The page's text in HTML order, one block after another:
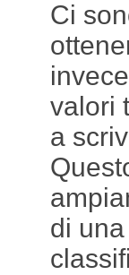
Ci
valori
a
di